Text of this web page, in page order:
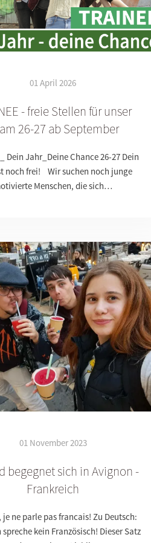
01 April 2026
- freie Stellen für unser
26-27 ab September
Dein Jahr_Deine Chance 26-27 Dein
noch frei! Wir suchen noch junge
Menschen, die sich…
01 November 2023
begegnet sich in Avignon -
Frankreich
je ne parle pas francais! Zu Deutsch:
kein Französisch! Dieser Satz